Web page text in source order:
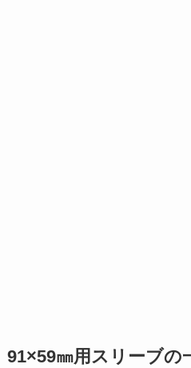
91×59㎜用スリーブの